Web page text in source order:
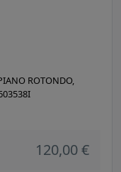
ROTONDO,
120,00 €